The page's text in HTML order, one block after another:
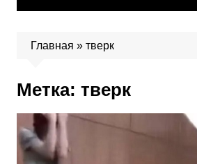
Главная » тверк
Метка: тверк